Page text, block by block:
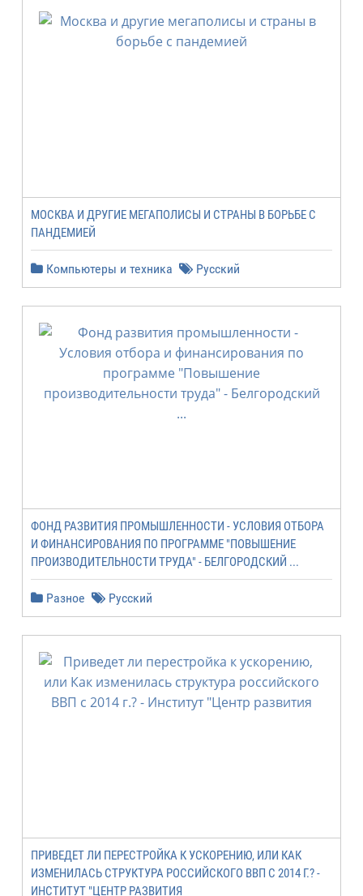
МОСКВА И ДРУГИЕ МЕГАПОЛИСЫ И СТРАНЫ В БОРЬБЕ С
ПАНДЕМИЕЙ
Компьютеры и техника Русский
ФОНД РАЗВИТИЯ ПРОМЫШЛЕННОСТИ - УСЛОВИЯ ОТБОРА
И ФИНАНСИРОВАНИЯ ПО ПРОГРАММЕ "ПОВЫШЕНИЕ
ПРОИЗВОДИТЕЛЬНОСТИ ТРУДА" - БЕЛГОРОДСКИЙ ...
Разное Русский
ПРИВЕДЕТ ЛИ ПЕРЕСТРОЙКА К УСКОРЕНИЮ, ИЛИ КАК
ИЗМЕНИЛАСЬ СТРУКТУРА РОССИЙСКОГО ВВП С 2014 Г.? -
ИНСТИТУТ "ЦЕНТР РАЗВИТИЯ